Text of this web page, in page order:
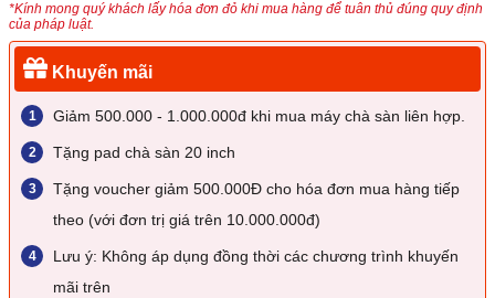
*Kính mong quý khách lấy hóa đơn đỏ khi mua hàng để tuân thủ đúng quy định
của pháp luật.
Khuyến mãi
Giảm 500.000 - 1.000.000đ khi mua máy chà sàn liên hợp.
Tặng pad chà sàn 20 inch
Tặng voucher giảm 500.000Đ cho hóa đơn mua hàng tiếp
theo (với đơn trị giá trên 10.000.000đ)
Lưu ý: Không áp dụng đồng thời các chương trình khuyến
mãi trên